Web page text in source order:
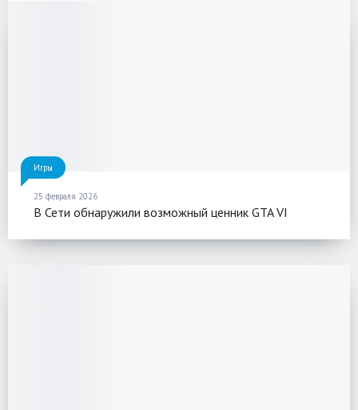
Игры
25 февраля 2026
В Сети обнаружили возможный ценник GTA VI